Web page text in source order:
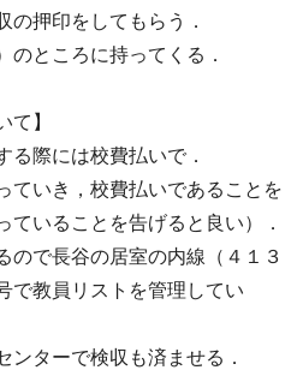
の押印をしてもらう．
のところに持ってくる．
て】
る際には校費払いで．
ていき，校費払いであることを
ていることを告げると良い）．
ので長谷の居室の内線（４１３
で教員リストを管理してい
ンターで検収も済ませる．